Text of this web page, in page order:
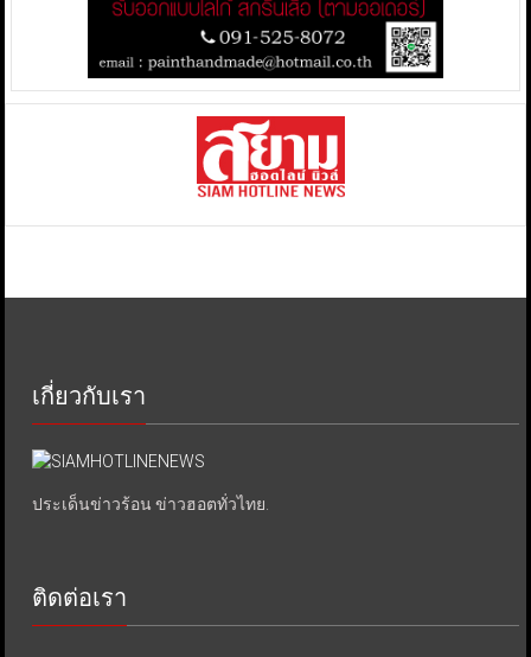
เกี่ยวกับเรา
ประเด็นข่าวร้อน ข่าวฮอตทั่วไทย.
ติดต่อเรา